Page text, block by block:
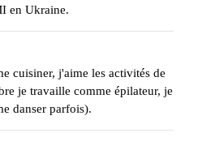
en Ukraine.
cuisiner, j'aime les activités de
je travaille comme épilateur, je
danser parfois).